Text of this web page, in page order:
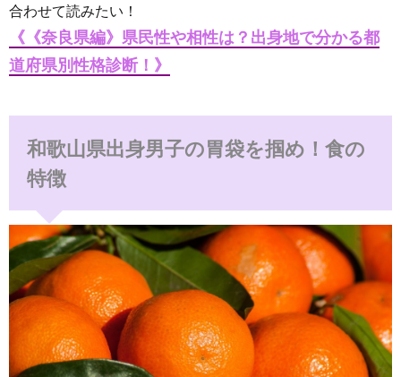
合わせて読みたい！
《《奈良県編》県民性や相性は？出身地で分かる都
道府県別性格診断！》
和歌山県出身男子の胃袋を掴め！食の
特徴